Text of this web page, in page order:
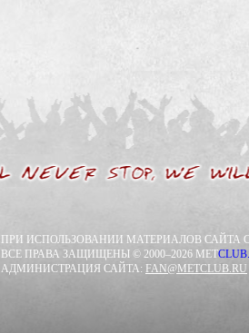
ПРИ ИСПОЛЬЗОВАНИИ МАТЕРИАЛОВ САЙТА
ВСЕ ПРАВА ЗАЩИЩЕНЫ © 2000–2026 METCLUB.
АДМИНИСТРАЦИЯ САЙТА: FAN@METCLUB.RU